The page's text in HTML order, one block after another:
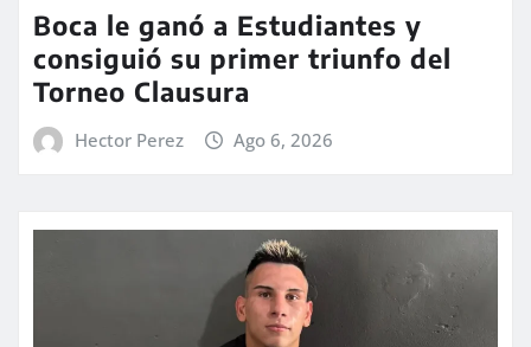
Boca le ganó a Estudiantes y
consiguió su primer triunfo del
Torneo Clausura
Hector Perez Ago 6, 2026